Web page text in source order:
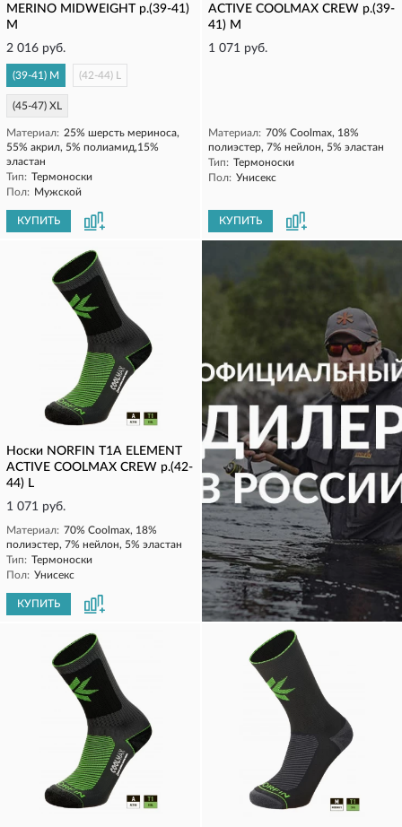
MERINO MIDWEIGHT р.(39-41)
M
2 016 руб.
(39-41) M (42-44) L
(45-47) XL
Материал: 25% шерсть мериноса,
55% акрил, 5% полиамид,15%
эластан
Тип: Термоноски
Пол: Мужской
КУПИТЬ
ACTIVE COOLMAX CREW р.(39-
41) M
1 071 руб.
Материал: 70% Coolmax, 18%
полиэстер, 7% нейлон, 5% эластан
Тип: Термоноски
Пол: Унисекс
КУПИТЬ
Носки NORFIN T1A ELEMENT
ACTIVE COOLMAX CREW р.(42-
44) L
1 071 руб.
Материал: 70% Coolmax, 18%
полиэстер, 7% нейлон, 5% эластан
Тип: Термоноски
Пол: Унисекс
КУПИТЬ КУПИТЬ